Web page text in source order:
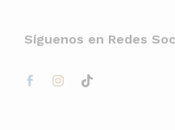
Síguenos en Redes